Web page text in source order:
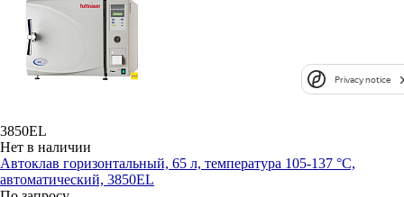
3850EL
Нет в наличии
Автоклав горизонтальный, 65 л, температура 105-137 °С,
автоматический, 3850EL
Privacy notice